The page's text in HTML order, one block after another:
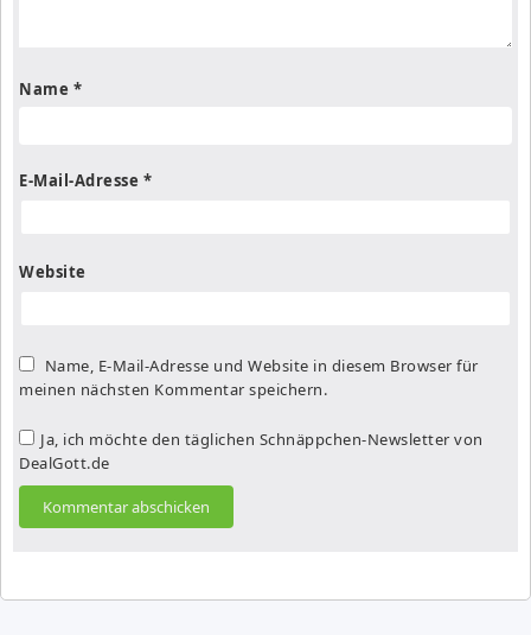
Name *
E-Mail-Adresse *
Website
Name, E-Mail-Adresse und Website in diesem Browser für
meinen nächsten Kommentar speichern.
Ja, ich möchte den täglichen Schnäppchen-Newsletter von
DealGott.de